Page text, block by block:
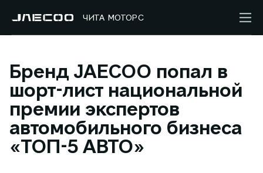
ЧИТА МОТОРС
Бренд JAECOO попал в
шорт-лист национальной
премии экспертов
автомобильного бизнеса
«ТОП-5 АВТО»